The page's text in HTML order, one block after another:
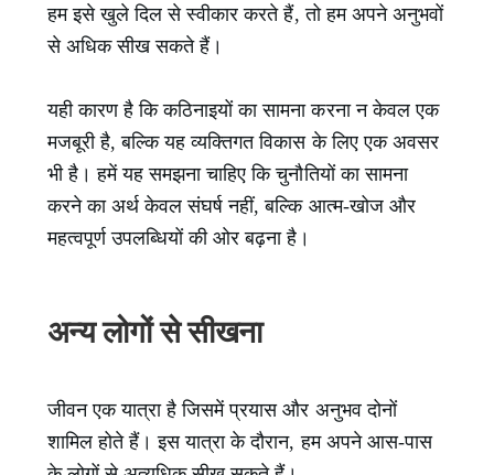
हम इसे खुले दिल से स्वीकार करते हैं, तो हम अपने अनुभवों
से अधिक सीख सकते हैं।
यही कारण है कि कठिनाइयों का सामना करना न केवल एक
मजबूरी है, बल्कि यह व्यक्तिगत विकास के लिए एक अवसर
भी है। हमें यह समझना चाहिए कि चुनौतियों का सामना
करने का अर्थ केवल संघर्ष नहीं, बल्कि आत्म-खोज और
महत्वपूर्ण उपलब्धियों की ओर बढ़ना है।
अन्य लोगों से सीखना
जीवन एक यात्रा है जिसमें प्रयास और अनुभव दोनों
शामिल होते हैं। इस यात्रा के दौरान, हम अपने आस-पास